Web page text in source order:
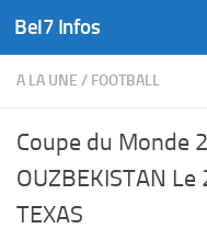
Skip to content
Bel7 Infos
A LA UNE / FOOTBALL
Coupe du Monde
OUZBEKISTAN
TEXAS